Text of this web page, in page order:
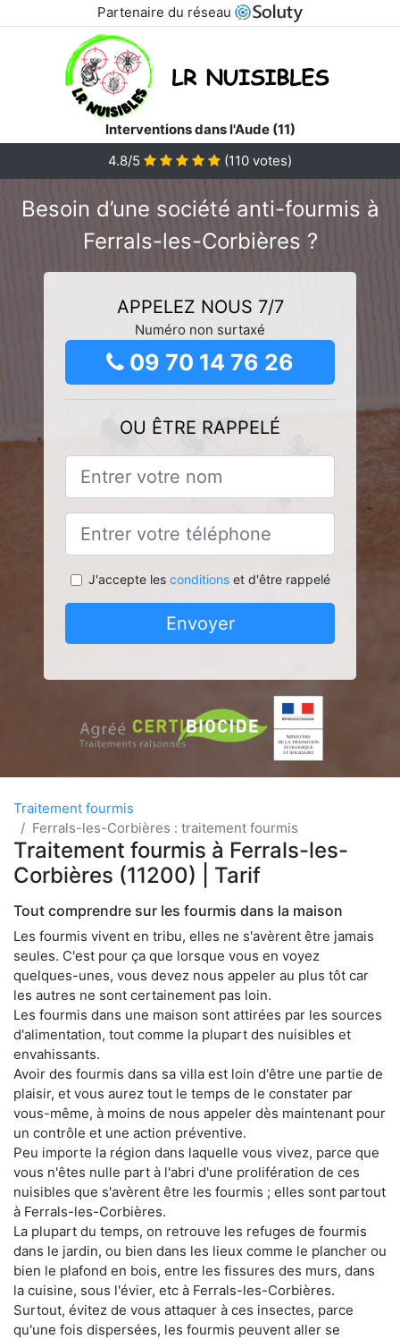
Partenaire du réseau
Interventions dans l'Aude (11)
4.8/5
(110 votes)
Besoin d’une société anti-fourmis à
Ferrals-les-Corbières ?
APPELEZ NOUS 7/7
Numéro non surtaxé
09 70 14 76 26
OU ÊTRE RAPPELÉ
J'accepte les conditionset d'être rappelé
Envoyer
Traitement fourmis
Ferrals-les-Corbières : traitement fourmis
Traitement fourmis à Ferrals-les-
Corbières (11200) | Tarif
Tout comprendre sur les fourmis dans la maison
Les fourmis vivent en tribu, elles ne s'avèrent être jamais
seules. C'est pour ça que lorsque vous en voyez
quelques-unes, vous devez nous appeler au plus tôt car
les autres ne sont certainement pas loin.
Les fourmis dans une maison sont attirées par les sources
d'alimentation, tout comme la plupart des nuisibles et
envahissants.
Avoir des fourmis dans sa villa est loin d'être une partie de
plaisir, et vous aurez tout le temps de le constater par
vous-même, à moins de nous appeler dès maintenant pour
un contrôle et une action préventive.
Peu importe la région dans laquelle vous vivez, parce que
vous n'êtes nulle part à l'abri d'une prolifération de ces
nuisibles que s'avèrent être les fourmis ; elles sont partout
à Ferrals-les-Corbières.
La plupart du temps, on retrouve les refuges de fourmis
dans le jardin, ou bien dans les lieux comme le plancher ou
bien le plafond en bois, entre les fissures des murs, dans
la cuisine, sous l'évier, etc à Ferrals-les-Corbières.
Surtout, évitez de vous attaquer à ces insectes, parce
qu'une fois dispersées, les fourmis peuvent aller se